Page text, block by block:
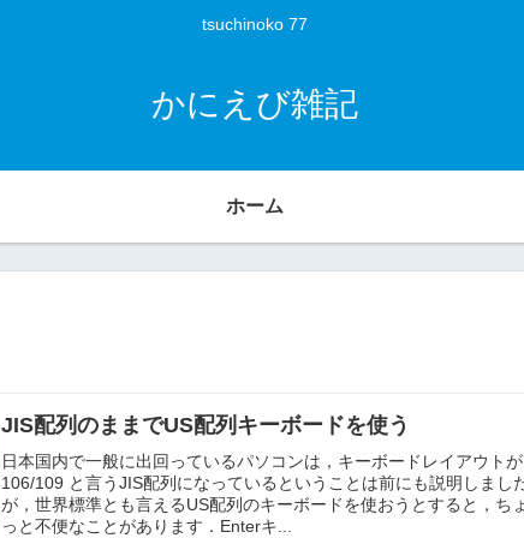
tsuchinoko 77
かにえび雑記
ホーム
JIS配列のままでUS配列キーボードを使う
日本国内で一般に出回っているパソコンは，キーボードレイアウトが
106/109 と言うJIS配列になっているということは前にも説明しまし
が，世界標準とも言えるUS配列のキーボードを使おうとすると，ち
っと不便なことがあります．Enterキ...